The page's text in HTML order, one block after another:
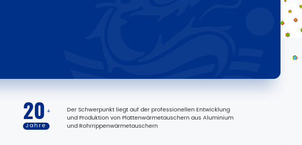
20 +
Jahre
Der Schwerpunkt liegt auf der professionellen Entwicklung
und Produktion von Plattenwärmetauschern aus Aluminium
und Rohrrippenwärmetauschern